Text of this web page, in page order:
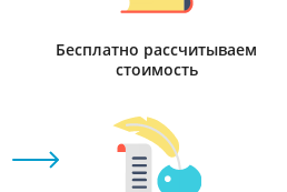
Бесплатно рассчитываем
стоимость